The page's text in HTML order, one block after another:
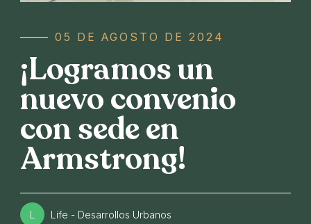
NOVEDADES
05 DE AGOSTO DE 2024
¡Logramos un
nuevo convenio
con sede en
Armstrong!
L Life - Desarrollos Urbanos